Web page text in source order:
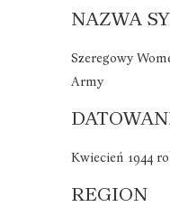
NAZWA
Szeregowy
Army
Kwiecień 1944
REGION